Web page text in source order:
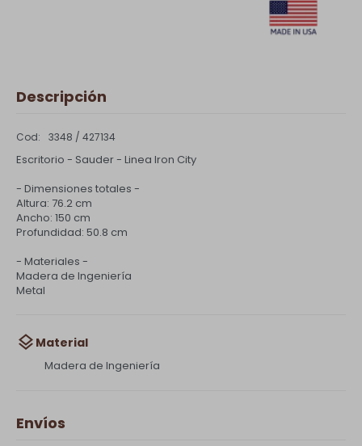
Descripción
3348 / 427134
Escritorio - Sauder - Linea Iron City
- Dimensiones totales -
Altura: 76.2 cm
Ancho: 150 cm
Profundidad: 50.8 cm
- Materiales -
Madera de Ingeniería
Metal
Material
Madera de Ingeniería
Envíos